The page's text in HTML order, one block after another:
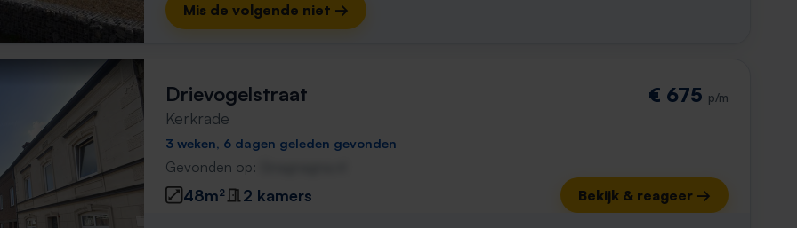
Mis de volgende niet →
Drievogelstraat
Kerkrade
€ 675 p/m
3 weken, 6 dagen geleden gevonden
Gevonden op:
48m² 2 kamers Bekijk & reageer →